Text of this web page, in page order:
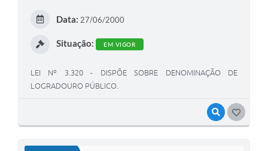
VISUALIZAR
Data: 27/06/2000
Situação: EM VIGOR
LEI Nº 3.320 - DISPÕE SOBRE DENOMINAÇÃO DE
LOGRADOURO PÚBLICO.